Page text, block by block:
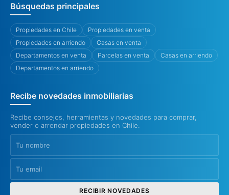
Búsquedas principales
Propiedades en Chile
Propiedades en venta
Propiedades en arriendo
Casas en venta
Departamentos en venta
Parcelas en venta
Casas en arriendo
Departamentos en arriendo
Recibe novedades inmobiliarias
Recibe consejos, herramientas y novedades para comprar,
vender o arrendar propiedades en Chile.
RECIBIR NOVEDADES